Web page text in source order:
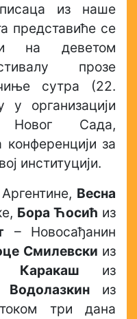
из наше
представиће се
на деветом
прозе
сутра (22.
организацији
Новог Сада,
за
институцији.
Весна
Бора Ћосић из
– Новосађанин
Смилевски из
Каракаш из
Водолазкин из
три дана